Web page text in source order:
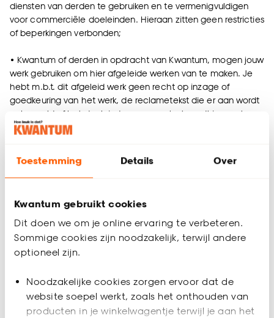
Toestemming Details Over
Kwantum gebruikt cookies
Dit doen we om je online ervaring te verbeteren.
Sommige cookies zijn noodzakelijk, terwijl andere
optioneel zijn.
Noodzakelijke cookies zorgen ervoor dat de
website soepel werkt, zoals het onthouden van
producten in je winkelwagentje terwijl je aan het
diensten van derden te gebruiken en te vermenigvuldigen
voor commerciële doeleinden. Hieraan zitten geen restricties
of beperkingen verbonden;
• Kwantum of derden in opdracht van Kwantum, mogen jouw
werk gebruiken om hier afgeleide werken van te maken. Je
hebt m.b.t. dit afgeleid werk geen recht op inzage of
goedkeuring van het werk, de reclametekst die er aan wordt
gekoppeld of het doeleinde waarvoor het wordt ingezet.
Kwantum zal redelijke inspanningen verrichten om jou als
jouw content of account, maar is hiertoe niet verplicht. Dit is
ook geen voorwaarde om jouw content te gebruiken.
Wanneer je niet akkoord gaat met deze voorwaarden en
jouw foto niet plaatst, begrijpen wij dat volledig, er is geen
Heb je nog vragen? Neem dan contact met ons op via e-
mail: socialmedia@kwantum.nl.